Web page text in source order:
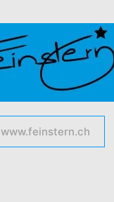
www.feinstern.ch